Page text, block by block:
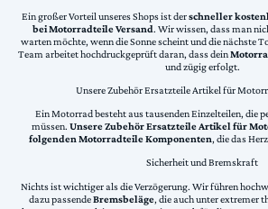
Ein großer Vorteil unseres Shops ist derschneller
bei Motorradteile Versand. Wir wissen, dass man
warten möchte, wenn die Sonne scheint und die nächste
Team arbeitet hochdruckgeprüft daran, dass dein
und zügig erfolgt.
Unsere Zubehör Ersatzteile Artikel für
Ein Motorrad besteht aus tausenden Einzelteilen, die
müssen. Unsere Zubehör Ersatzteile Artikel für
folgenden Motorradteile Komponenten, die das
Sicherheit und Bremskraft
Nichts ist wichtiger als die Verzögerung. Wir führen
dazu passendeBremsbeläge, die auch unter extremer